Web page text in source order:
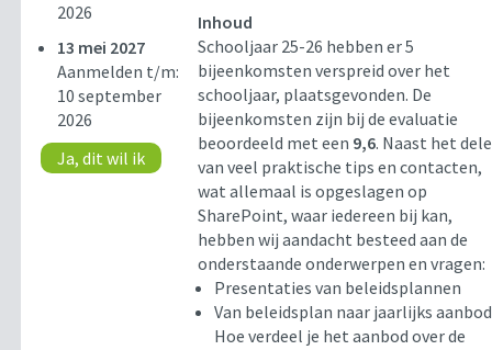
2026
13 mei 2027
Aanmelden t/m:
10 september
2026
Ja, dit wil ik
Inhoud
Schooljaar 25-26 hebben er 5
bijeenkomsten verspreid over het
schooljaar, plaatsgevonden. De
bijeenkomsten zijn bij de evaluatie
beoordeeld met een 9,6. Naast het
van veel praktische tips en contacten,
wat allemaal is opgeslagen op
SharePoint, waar iedereen bij kan,
hebben wij aandacht besteed aan de
onderstaande onderwerpen en vragen:
Presentaties van beleidsplannen
Van beleidsplan naar jaarlijks
Hoe verdeel je het aanbod over de